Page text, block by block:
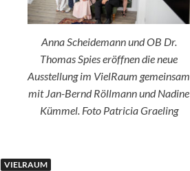
Anna Scheidemann und OB Dr.
Thomas Spies eröffnen die neue
Ausstellung im VielRaum gemeinsam
mit Jan-Bernd Röllmann und Nadine
Kümmel. Foto Patricia Graeling
VIELRAUM